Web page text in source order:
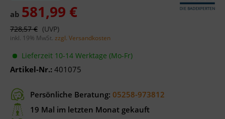
ab 581,99 €
728,57 €
inkl. 19% MwSt. zzgl. Versandkosten
Lieferzeit 10-14 Werktage (Mo-Fr)
Artikel-Nr.: 401075
Persönliche Beratung: 05258-973812
19 Mal im letzten Monat gekauft